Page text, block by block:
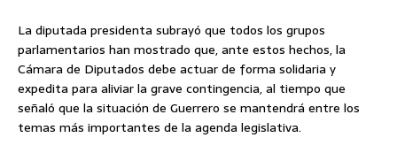
La diputada presidenta subrayó que todos los grupos
parlamentarios han mostrado que, ante estos hechos, la
Cámara de Diputados debe actuar de forma solidaria y
expedita para aliviar la grave contingencia, al tiempo que
señaló que la situación de Guerrero se mantendrá entre los
temas más importantes de la agenda legislativa.